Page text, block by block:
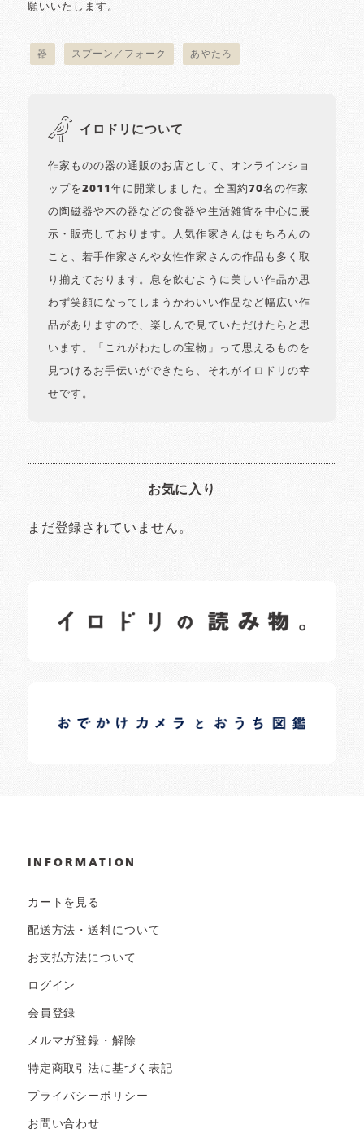
願いいたします。
器 スプーン／フォーク あやたろ
イロドリについて
作家ものの器の通販のお店として、オンラインショ
ップを2011年に開業しました。全国約70名の作家
の陶磁器や木の器などの食器や生活雑貨を中心に展
示・販売しております。人気作家さんはもちろんの
こと、若手作家さんや女性作家さんの作品も多く取
り揃えております。息を飲むように美しい作品か思
わず笑顔になってしまうかわいい作品など幅広い作
品がありますので、楽しんで見ていただけたらと思
います。「これがわたしの宝物」って思えるものを
見つけるお手伝いができたら、それがイロドリの幸
せです。
お気に入り
まだ登録されていません。
日常の様子など随時更新中です。
日常の様子など随時更新中です。
INFORMATION
カートを見る
配送方法・送料について
お支払方法について
ログイン
会員登録
メルマガ登録・解除
特定商取引法に基づく表記
プライバシーポリシー
お問い合わせ